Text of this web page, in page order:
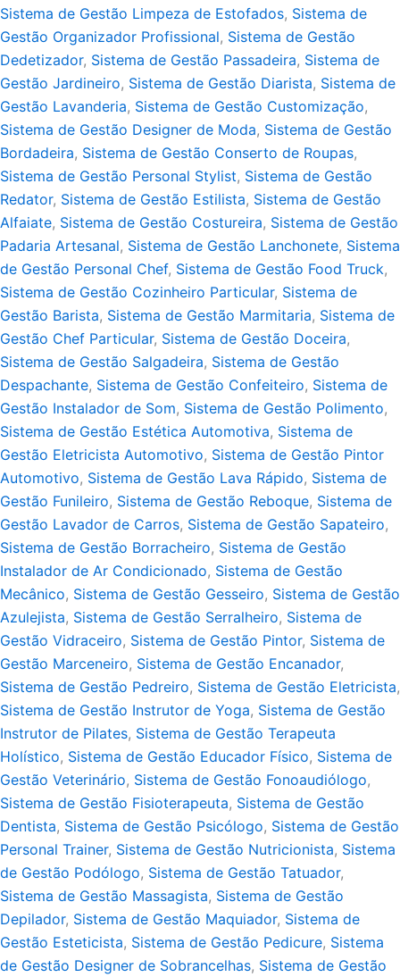
Sistema de Gestão Limpeza de Estofados, Sistema de
Gestão Organizador Profissional, Sistema de Gestão
Dedetizador, Sistema de Gestão Passadeira, Sistema de
Gestão Jardineiro, Sistema de Gestão Diarista, Sistema de
Gestão Lavanderia, Sistema de Gestão Customização,
Sistema de Gestão Designer de Moda, Sistema de Gestão
Bordadeira, Sistema de Gestão Conserto de Roupas,
Sistema de Gestão Personal Stylist, Sistema de Gestão
Redator, Sistema de Gestão Estilista, Sistema de Gestão
Alfaiate, Sistema de Gestão Costureira, Sistema de Gestão
Padaria Artesanal, Sistema de Gestão Lanchonete, Sistema
de Gestão Personal Chef, Sistema de Gestão Food Truck,
Sistema de Gestão Cozinheiro Particular, Sistema de
Gestão Barista, Sistema de Gestão Marmitaria, Sistema de
Gestão Chef Particular, Sistema de Gestão Doceira,
Sistema de Gestão Salgadeira, Sistema de Gestão
Despachante, Sistema de Gestão Confeiteiro, Sistema de
Gestão Instalador de Som, Sistema de Gestão Polimento,
Sistema de Gestão Estética Automotiva, Sistema de
Gestão Eletricista Automotivo, Sistema de Gestão Pintor
Automotivo, Sistema de Gestão Lava Rápido, Sistema de
Gestão Funileiro, Sistema de Gestão Reboque, Sistema de
Gestão Lavador de Carros, Sistema de Gestão Sapateiro,
Sistema de Gestão Borracheiro, Sistema de Gestão
Instalador de Ar Condicionado, Sistema de Gestão
Mecânico, Sistema de Gestão Gesseiro, Sistema de Gestão
Azulejista, Sistema de Gestão Serralheiro, Sistema de
Gestão Vidraceiro, Sistema de Gestão Pintor, Sistema de
Gestão Marceneiro, Sistema de Gestão Encanador,
Sistema de Gestão Pedreiro, Sistema de Gestão Eletricista,
Sistema de Gestão Instrutor de Yoga, Sistema de Gestão
Instrutor de Pilates, Sistema de Gestão Terapeuta
Holístico, Sistema de Gestão Educador Físico, Sistema de
Gestão Veterinário, Sistema de Gestão Fonoaudiólogo,
Sistema de Gestão Fisioterapeuta, Sistema de Gestão
Dentista, Sistema de Gestão Psicólogo, Sistema de Gestão
Personal Trainer, Sistema de Gestão Nutricionista, Sistema
de Gestão Podólogo, Sistema de Gestão Tatuador,
Sistema de Gestão Massagista, Sistema de Gestão
Depilador, Sistema de Gestão Maquiador, Sistema de
Gestão Esteticista, Sistema de Gestão Pedicure, Sistema
de Gestão Designer de Sobrancelhas, Sistema de Gestão